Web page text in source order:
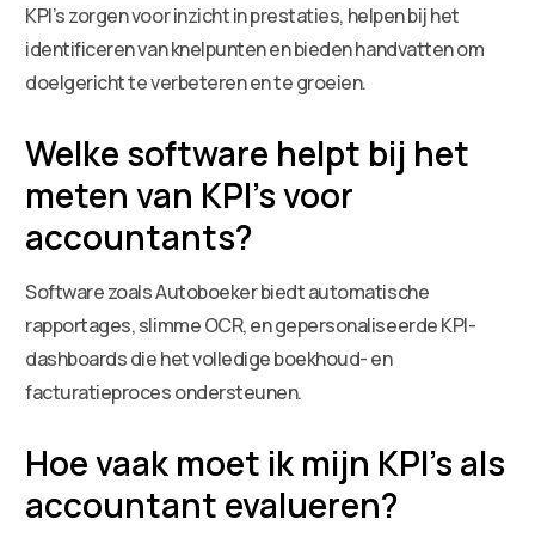
KPI’s zorgen voor inzicht in prestaties, helpen bij het
identificeren van knelpunten en bieden handvatten om
doelgericht te verbeteren en te groeien.
Welke software helpt bij het
meten van KPI’s voor
accountants?
Software zoals Autoboeker biedt automatische
rapportages, slimme OCR, en gepersonaliseerde KPI-
dashboards die het volledige boekhoud- en
facturatieproces ondersteunen.
Hoe vaak moet ik mijn KPI’s als
accountant evalueren?